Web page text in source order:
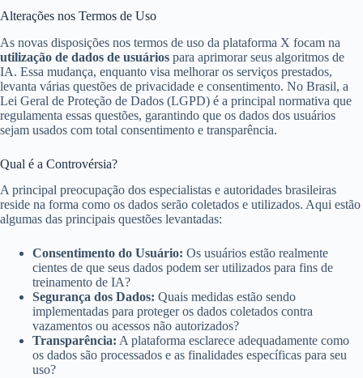
Alterações nos Termos de Uso
As novas disposições nos termos de uso da plataforma X focam na
utilização de dados de usuários para aprimorar seus algoritmos de
IA. Essa mudança, enquanto visa melhorar os serviços prestados,
levanta várias questões de privacidade e consentimento. No Brasil, a
Lei Geral de Proteção de Dados (LGPD) é a principal normativa que
regulamenta essas questões, garantindo que os dados dos usuários
sejam usados com total consentimento e transparência.
Qual é a Controvérsia?
A principal preocupação dos especialistas e autoridades brasileiras
reside na forma como os dados serão coletados e utilizados. Aqui estão
algumas das principais questões levantadas:
Consentimento do Usuário: Os usuários estão realmente
cientes de que seus dados podem ser utilizados para fins de
treinamento de IA?
Segurança dos Dados: Quais medidas estão sendo
implementadas para proteger os dados coletados contra
vazamentos ou acessos não autorizados?
Transparência: A plataforma esclarece adequadamente como
os dados são processados e as finalidades específicas para seu
uso?